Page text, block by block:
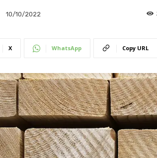
10/10/2022
X WhatsApp Copy URL